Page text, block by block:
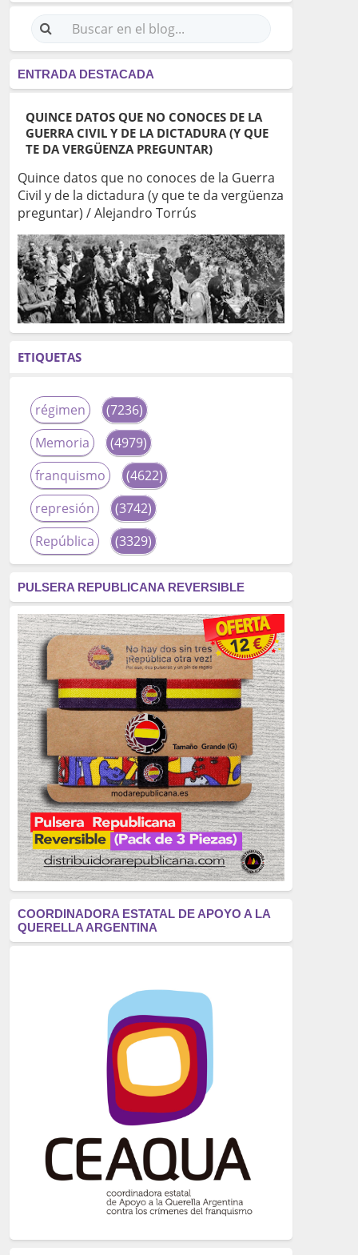
ENTRADA DESTACADA
QUINCE DATOS QUE NO CONOCES DE LA
GUERRA CIVIL Y DE LA DICTADURA (Y QUE
TE DA VERGÜENZA PREGUNTAR)
Quince datos que no conoces de la Guerra
Civil y de la dictadura (y que te da vergüenza
preguntar) / Alejandro Torrús
ETIQUETAS
régimen
(7236)
Memoria
(4979)
franquismo
(4622)
represión
(3742)
República
(3329)
fascismo
(2677)
tardofranquismo
(2320)
Actualidad
(2319)
monarquía
(2253)
borbones
(2176)
Cultura
(2163)
Guerra
(1674)
genocidio
(1234)
mujer
(1070)
Eventos
(914)
Crímenes del franquismo
(721)
(699)
(607)
neofranquismo
(567)
Justicia Universal
Derechos Humanos
(522)
Nacionalcatolicismo
(514)
PULSERA REPUBLICANA REVERSIBLE
COORDINADORA ESTATAL DE APOYO A LA
QUERELLA ARGENTINA